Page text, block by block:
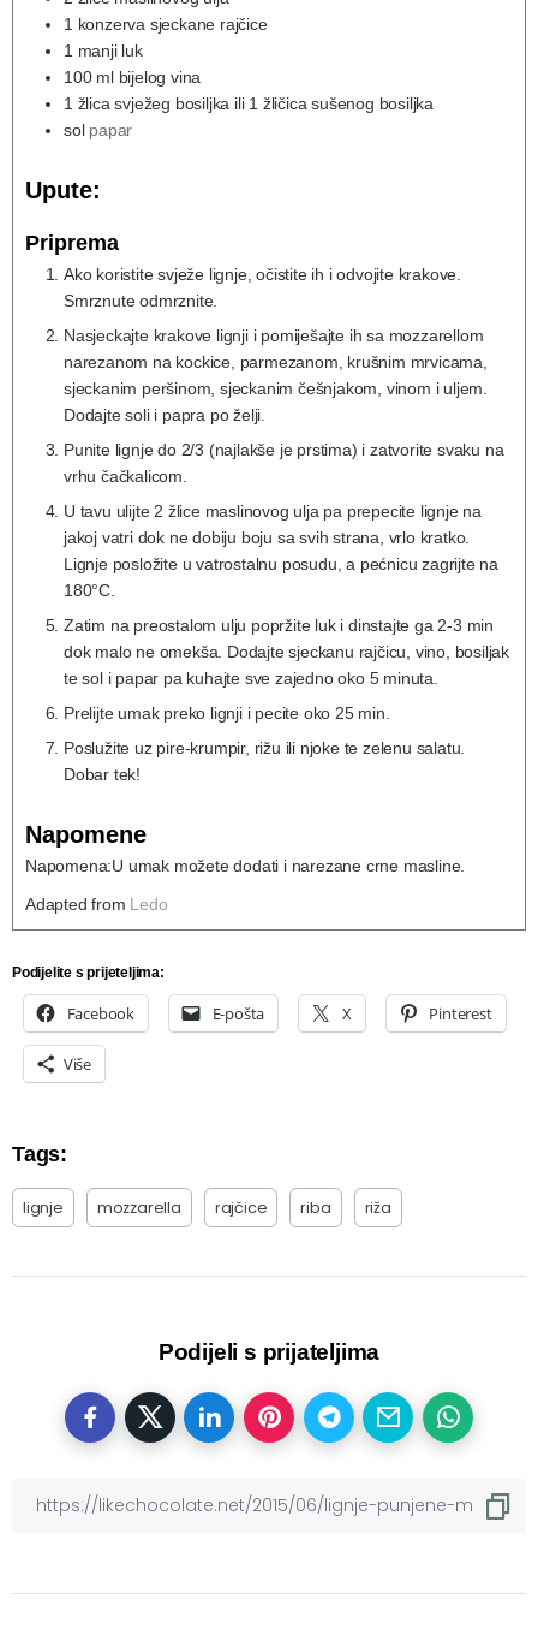
1 konzerva sjeckane rajčice
1 manji luk
100 ml bijelog vina
1 žlica svježeg bosiljka ili 1 žličica sušenog bosiljka
sol papar
Upute:
Priprema
Ako koristite svježe lignje, očistite ih i odvojite krakove.
Smrznute odmrznite.
Nasjeckajte krakove lignji i pomiješajte ih sa mozzarellom
narezanom na kockice, parmezanom, krušnim mrvicama,
sjeckanim peršinom, sjeckanim češnjakom, vinom i uljem.
Dodajte soli i papra po želji.
Punite lignje do 2/3 (najlakše je prstima) i zatvorite svaku na
vrhu čačkalicom.
U tavu ulijte 2 žlice maslinovog ulja pa prepecite lignje na
jakoj vatri dok ne dobiju boju sa svih strana, vrlo kratko.
Lignje posložite u vatrostalnu posudu, a pećnicu zagrijte na
180°C.
Zatim na preostalom ulju popržite luk i dinstajte ga 2-3 min
dok malo ne omekša. Dodajte sjeckanu rajčicu, vino, bosiljak
te sol i papar pa kuhajte sve zajedno oko 5 minuta.
Prelijte umak preko lignji i pecite oko 25 min.
Poslužite uz pire-krumpir, rižu ili njoke te zelenu salatu.
Dobar tek!
Napomene
Napomena:U umak možete dodati i narezane crne masline.
Adapted from Ledo
Podijelite s prijeteljima:
Facebook E-pošta X Pinterest
Više
Tags:
lignje mozzarella rajčice riba riža
Podijeli s prijateljima